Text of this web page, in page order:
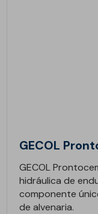
GECOL
GECOL
hidráulica de
componente
de alvenaria.